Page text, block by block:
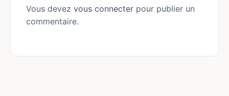
Vous devez vous connecter pour publier un
commentaire.